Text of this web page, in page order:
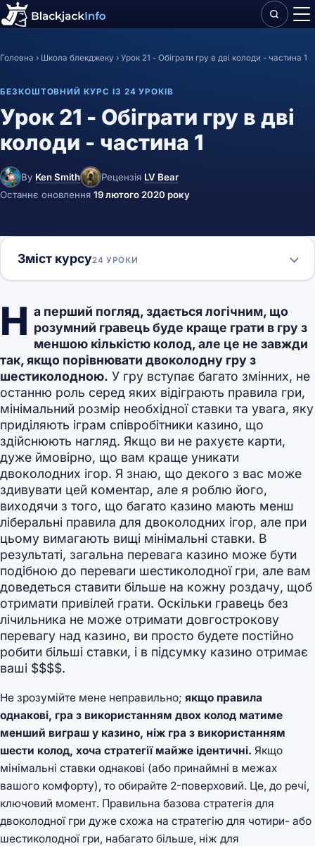
Головна › Школа блекджеку › Урок 21 - Обіграти гру в дві колоди - частина 1
БЕЗКОШТОВНИЙ КУРС ІЗ 24 УРОКІВ
Урок 21 - Обіграти гру в дві
колоди - частина 1
By Ken Smith Рецензія LV Bear
Останнє оновлення 19 лютого 2020 року
Зміст курсу24 УРОКИ
Н а перший погляд, здається логічним, що
розумний гравець буде краще грати в гру з
меншою кількістю колод, але це не завжди
так, якщо порівнювати двоколодну гру з
шестиколодною. У гру вступає багато змінних, не
останню роль серед яких відіграють правила гри,
мінімальний розмір необхідної ставки та увага, яку
приділяють іграм співробітники казино, що
здійснюють нагляд. Якщо ви не рахуєте карти,
дуже ймовірно, що вам краще уникати
двоколодних ігор. Я знаю, що декого з вас може
здивувати цей коментар, але я роблю його,
виходячи з того, що багато казино мають менш
ліберальні правила для двоколодних ігор, але при
цьому вимагають вищі мінімальні ставки. В
результаті, загальна перевага казино може бути
подібною до переваги шестиколодної гри, але вам
доведеться ставити більше на кожну роздачу, щоб
отримати привілей грати. Оскільки гравець без
лічильника не може отримати довгострокову
перевагу над казино, ви просто будете постійно
робити більші ставки, і в підсумку казино отримає
ваші $$$$.
Не зрозумійте мене неправильно; якщо правила
однакові, гра з використанням двох колод матиме
менший виграш у казино, ніж гра з використанням
шести колод, хоча стратегії майже ідентичні. Якщо
мінімальні ставки однакові (або принаймні в межах
вашого комфорту), то обирайте 2-поверховий. Це, до речі,
ключовий момент. Правильна базова стратегія для
двоколодної гри дуже схожа на стратегію для чотири- або
шестиколодної гри, набагато більше, ніж для